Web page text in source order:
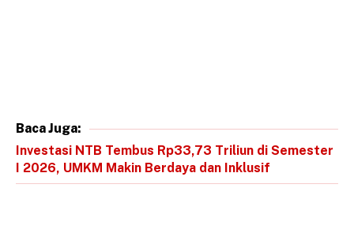
Baca Juga:
Investasi NTB Tembus Rp33,73 Triliun di Semester
I 2026, UMKM Makin Berdaya dan Inklusif